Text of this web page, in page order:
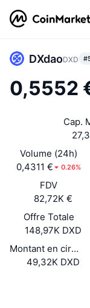
DXdaoDXD
0,5552
Cap.
Volume (24h)
0,4311 €
0.26%
FDV
82,72K €
Offre Totale
148,97K DXD
Montant en
49,32K DXD